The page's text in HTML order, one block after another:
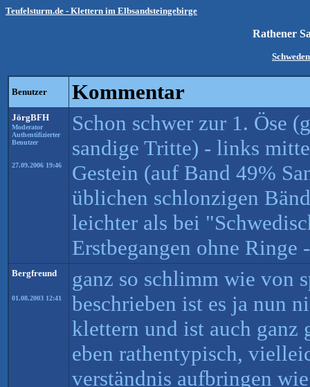
Teufelsturm.de - Klettern im Elbsandsteingebirge
Rathener
Benutzer Kommentar
JörgBFH
Moderator
Authentifizierter
Benutzer
27.09.2006 19:46
Schon schwer zur 1. Öse
sandige Tritte) - links
Gestein (auf Band 49%
üblichen schlonzigen
leichter als bei
Erstbegangen ohne Ringe
Bergfreund
01.08.2003 12:41
ganz so schlimm wie von
beschrieben ist es ja nun
klettern und ist auch ganz
eben rathentypisch,
verständnis aufbringen